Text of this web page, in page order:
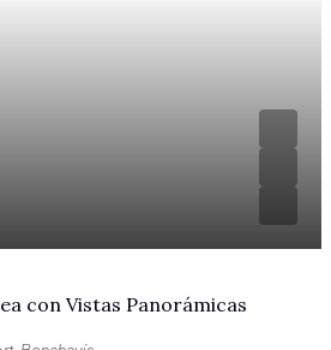
con Vistas Panorámicas